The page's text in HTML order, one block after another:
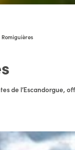
Romiguières
de